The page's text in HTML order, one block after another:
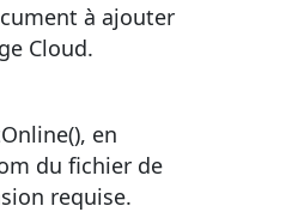
à ajouter
Cloud.
en
du fichier de
requise.